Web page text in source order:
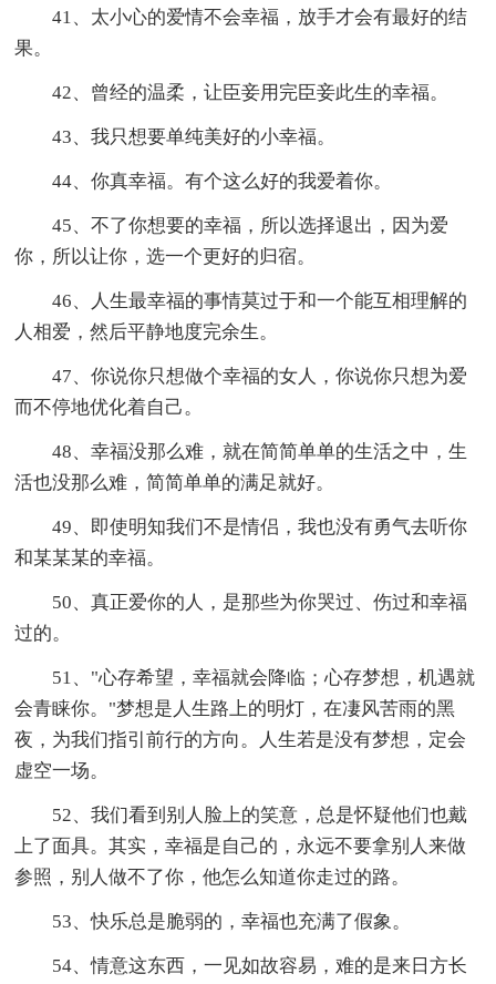
41、太小心的爱情不会幸福，放手才会有最好的结
果。
42、曾经的温柔，让臣妾用完臣妾此生的幸福。
43、我只想要单纯美好的小幸福。
44、你真幸福。有个这么好的我爱着你。
45、不了你想要的幸福，所以选择退出，因为爱
你，所以让你，选一个更好的归宿。
46、人生最幸福的事情莫过于和一个能互相理解的
人相爱，然后平静地度完余生。
47、你说你只想做个幸福的女人，你说你只想为爱
而不停地优化着自己。
48、幸福没那么难，就在简简单单的生活之中，生
活也没那么难，简简单单的满足就好。
49、即使明知我们不是情侣，我也没有勇气去听你
和某某某的幸福。
50、真正爱你的人，是那些为你哭过、伤过和幸福
过的。
51、"心存希望，幸福就会降临；心存梦想，机遇就
会青睐你。"梦想是人生路上的明灯，在凄风苦雨的黑
夜，为我们指引前行的方向。人生若是没有梦想，定会
虚空一场。
52、我们看到别人脸上的笑意，总是怀疑他们也戴
上了面具。其实，幸福是自己的，永远不要拿别人来做
参照，别人做不了你，他怎么知道你走过的路。
53、快乐总是脆弱的，幸福也充满了假象。
54、情意这东西，一见如故容易，难的是来日方长